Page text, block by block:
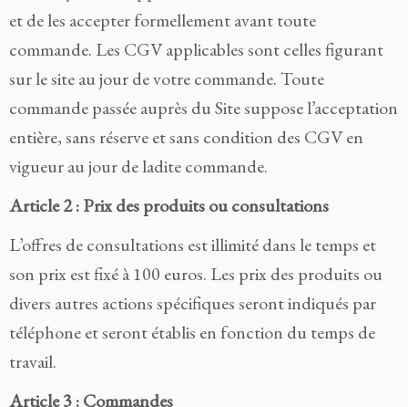
et de les accepter formellement avant toute
commande. Les CGV applicables sont celles figurant
sur le site au jour de votre commande. Toute
commande passée auprès du Site suppose l’acceptation
entière, sans réserve et sans condition des CGV en
vigueur au jour de ladite commande.
Article 2 : Prix des produits ou consultations
L’offres de consultations est illimité dans le temps et
son prix est fixé à 100 euros. Les prix des produits ou
divers autres actions spécifiques seront indiqués par
téléphone et seront établis en fonction du temps de
travail.
Article 3 : Commandes